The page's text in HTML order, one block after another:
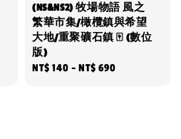
(NS&NS2) 牧場物語 風之
繁華市集/橄欖鎮與希望
大地/重聚礦石鎮 🀄 (數位
版)
Regular
NT$ 140 -NT$ 690